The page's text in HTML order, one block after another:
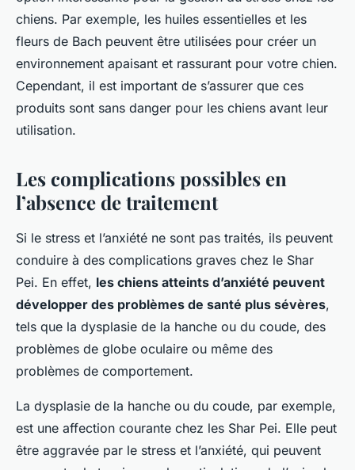
chiens. Par exemple, les huiles essentielles et les
fleurs de Bach peuvent être utilisées pour créer un
environnement apaisant et rassurant pour votre chien.
Cependant, il est important de s’assurer que ces
produits sont sans danger pour les chiens avant leur
utilisation.
Les complications possibles en
l’absence de traitement
Si le stress et l’anxiété ne sont pas traités, ils peuvent
conduire à des complications graves chez le Shar
Pei. En effet, les chiens atteints d’anxiété peuvent
développer des problèmes de santé plus sévères,
tels que la dysplasie de la hanche ou du coude, des
problèmes de globe oculaire ou même des
problèmes de comportement.
La dysplasie de la hanche ou du coude, par exemple,
est une affection courante chez les Shar Pei. Elle peut
être aggravée par le stress et l’anxiété, qui peuvent